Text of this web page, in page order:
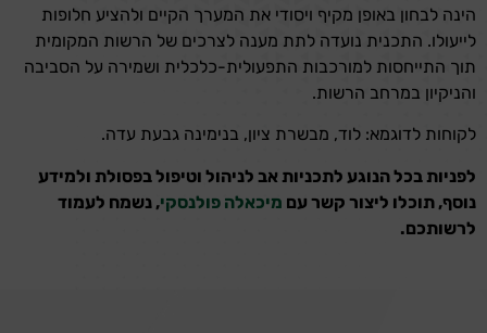
הינה לבחון באופן מקיף ויסודי את המערך הקיים ולהציע חלופות
לייעולו. התכנית נועדה לתת מענה לצרכים של הרשות המקומית
תוך התייחסות למורכבות התפעולית-כלכלית ושמירה על הסביבה
והניקיון במרחב הרשות.
לקוחות לדוגמא: לוד, מבשרת ציון, בנימינה גבעת עדה.
לפניות בכל הנוגע לתכניות אב לניהול וטיפול בפסולת ולמידע
נוסף, תוכלו ליצור קשר עם מיכאלה פולנסקי, נשמח לעמוד
לרשותכם.